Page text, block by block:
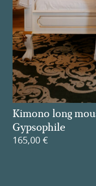
Kimono long
Gypsophile
165,00 €